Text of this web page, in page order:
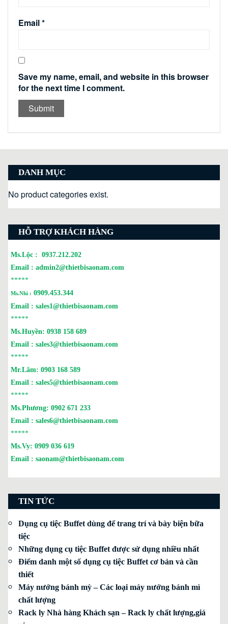
Email*
Save my name, email, and website in this browser
for the next time I comment.
DANH MỤC
No product categories exist.
HỖ TRỢ KHÁCH HÀNG
Ms.Lộc : 0937.212.202
Email : admin2@thietbisaonam.com
*****
Ms.Nhi : 0909.453.344
Email : sales1@thietbisaonam.com
*****
Ms.Huyền: 0938 158 689
Email : sales3@thietbisaonam.com
*****
Mr.Lâm: 0903 168 589
Email : sales5@thietbisaonam.com
*****
Ms.Phương: 0902 671 233
Email : sales6@thietbisaonam.com
*****
Ms.Vy: 0909 036 619
Email : saonam@thietbisaonam.com
TIN TỨC
Dụng cụ tiệc Buffet dùng để trang trí và bày biện bữa
tiệc
Những dụng cụ tiệc Buffet được sử dụng nhiều nhất
Điểm danh một số dụng cụ tiệc Buffet cơ bản và cần
thiết
Máy nướng bánh mỳ – Các loại máy nướng bánh mì
chất lượng
Rack ly Nhà hàng Khách sạn – Rack ly chất lượng,giá